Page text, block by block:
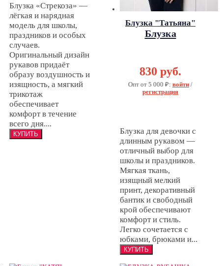
Блузка «Стрекоза» —
лёгкая и нарядная
модель для школы,
праздников и особых
случаев.
Оригинальный дизайн
рукавов придаёт
образу воздушность и
изящность, а мягкий
трикотаж
обеспечивает
комфорт в течение
всего дня....
Блузка "Татьяна"
Блузка
830 руб.
Опт от 5 000 ₽: войти /
регистрация
Блузка для девочки с
длинным рукавом —
отличный выбор для
школы и праздников.
Мягкая ткань,
изящный мелкий
принт, декоративный
бантик и свободный
крой обеспечивают
комфорт и стиль.
Легко сочетается с
юбками, брюками и...